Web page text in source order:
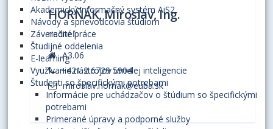
Akademický informačný systém AiS2
Návody a sprievodcovia štúdiom
Záverečné práce
Študijné oddelenia
E-learning
Využívanie nástrojov umelej inteligencie
Študenti so špecifickými potrebami
Informácie pre uchádzačov o štúdium so špecifickými
potrebami
Primerané úpravy a podporné služby
HORŇÁK, Miroslav, Ing.
riaditeľ
A3.06
+421 2 6729 5904
miroslav.hornak@euba.sk